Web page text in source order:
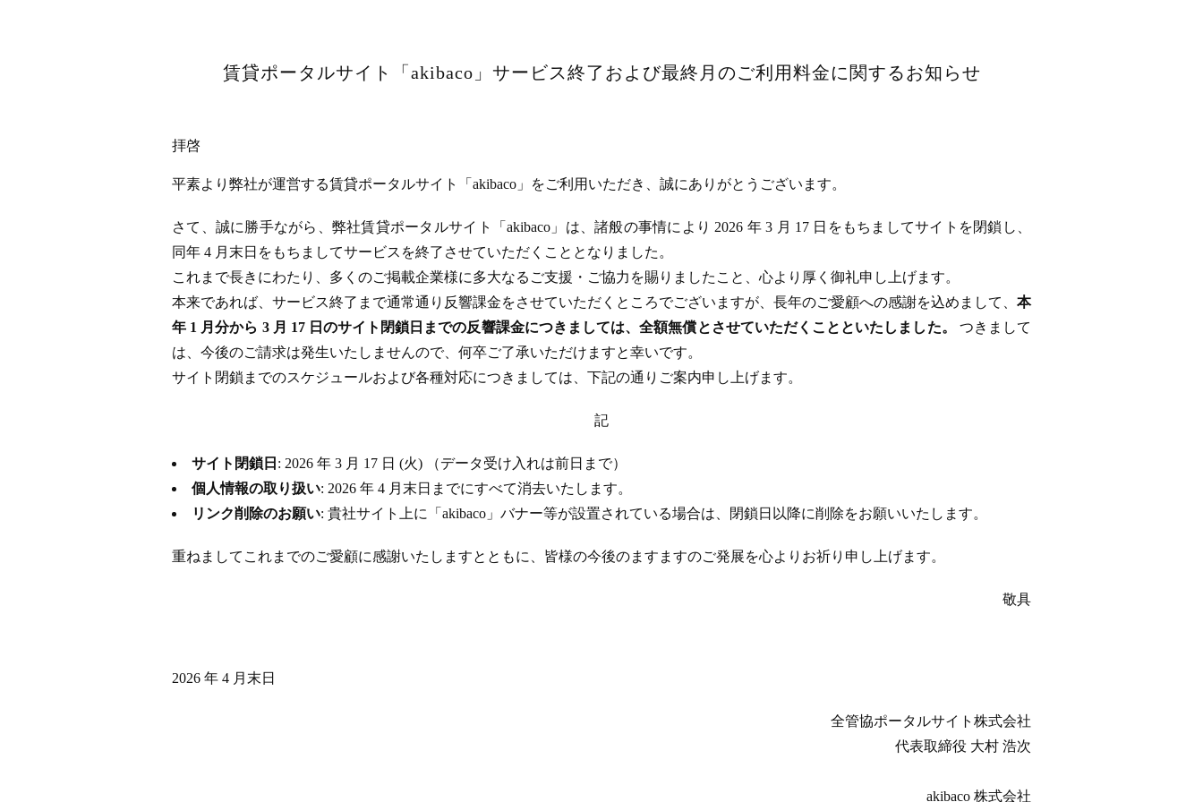
賃貸ポータルサイト「akibaco」サービス終了および最終月のご利用料金に関するお知らせ
拝啓
平素より弊社が運営する賃貸ポータルサイト「akibaco」をご利用いただき、誠にありがとうございます。
さて、誠に勝手ながら、弊社賃貸ポータルサイト「akibaco」は、諸般の事情により 2026 年 3 月 17 日をもちましてサイトを閉鎖し、
同年 4 月末日をもちましてサービスを終了させていただくこととなりました。
これまで長きにわたり、多くのご掲載企業様に多大なるご支援・ご協力を賜りましたこと、心より厚く御礼申し上げます。
本来であれば、サービス終了まで通常通り反響課金をさせていただくところでございますが、長年のご愛顧への感謝を込めまして、 本
年 1 月分から 3 月 17 日のサイト閉鎖日までの反響課金につきましては、全額無償とさせていただくことといたしました。 つきまして
は、今後のご請求は発生いたしませんので、何卒ご了承いただけますと幸いです。
サイト閉鎖までのスケジュールおよび各種対応につきましては、下記の通りご案内申し上げます。
記
サイト閉鎖日 : 2026 年 3 月 17 日 (火) （データ受け入れは前日まで）
個人情報の取り扱い: 2026 年 4 月末日までにすべて消去いたします。
リンク削除のお願い: 貴社サイト上に「akibaco」バナー等が設置されている場合は、閉鎖日以降に削除をお願いいたします。
重ねましてこれまでのご愛顧に感謝いたしますとともに、皆様の今後のますますのご発展を心よりお祈り申し上げます。
敬具
2026 年 4 月末日
全管協ポータルサイト株式会社
代表取締役 大村 浩次
akibaco 株式会社